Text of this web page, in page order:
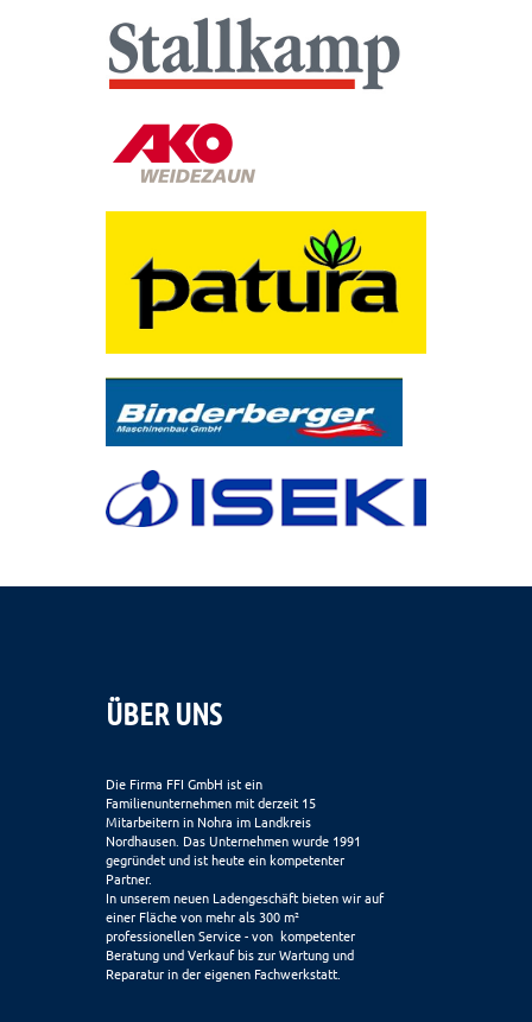
ÜBER UNS
Die Firma FFI GmbH ist ein
Familienunternehmen mit derzeit 15
Mitarbeitern in Nohra im Landkreis
Nordhausen. Das Unternehmen wurde 1991
gegründet und ist heute ein kompetenter
Partner.
In unserem neuen Ladengeschäft bieten wir auf
einer Fläche von mehr als 300 m²
professionellen Service - von kompetenter
Beratung und Verkauf bis zur Wartung und
Reparatur in der eigenen Fachwerkstatt.